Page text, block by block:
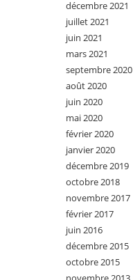
décembre 2021
juillet 2021
juin 2021
mars 2021
septembre 2020
août 2020
juin 2020
mai 2020
février 2020
janvier 2020
décembre 2019
octobre 2018
novembre 2017
février 2017
juin 2016
décembre 2015
octobre 2015